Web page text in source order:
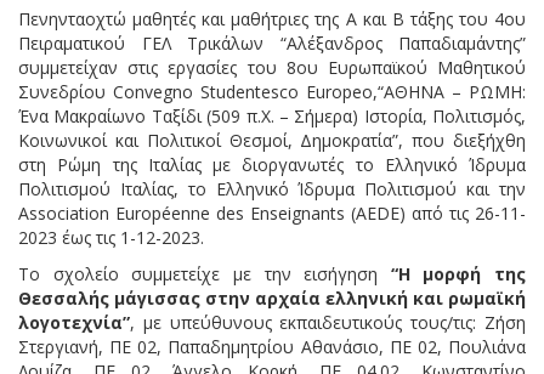
Πενηνταοχτώ μαθητές και μαθήτριες της Α και Β τάξης του 4ου
Πειραματικού ΓΕΛ Τρικάλων “Αλέξανδρος Παπαδιαμάντης”
συμμετείχαν στις εργασίες του 8ου Ευρωπαϊκού Μαθητικού
Συνεδρίου Convegno Studentesco Europeo,“ΑΘΗΝΑ – ΡΩΜΗ:
Ένα Μακραίωνο Ταξίδι (509 π.Χ. – Σήμερα) Ιστορία, Πολιτισμός,
Κοινωνικοί και Πολιτικοί Θεσμοί, Δημοκρατία”, που διεξήχθη
στη Ρώμη της Ιταλίας με διοργανωτές το Ελληνικό Ίδρυµα
Πολιτισµού Ιταλίας, το Ελληνικό Ίδρυµα Πολιτισµού και την
Association Européenne des Enseignants (AEDE) από τις 26-11-
2023 έως τις 1-12-2023.
Το σχολείο συμμετείχε με την εισήγηση “Η μορφή της
Θεσσαλής μάγισσας στην αρχαία ελληνική και ρωμαϊκή
λογοτεχνία”, με υπεύθυνους εκπαιδευτικούς τους/τις: Ζήση
Στεργιανή, ΠΕ 02, Παπαδημητρίου Αθανάσιο, ΠΕ 02, Πουλιάνα